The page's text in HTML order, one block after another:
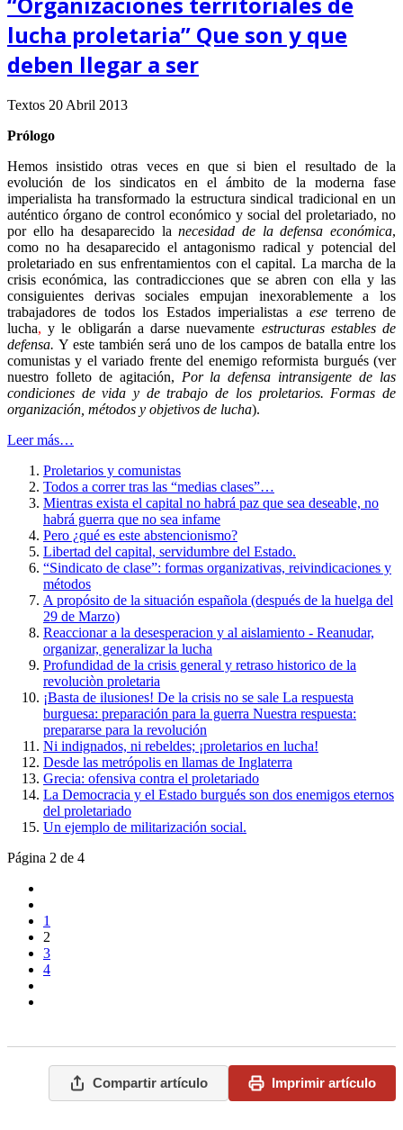
lucha proletaria” Que son y que
deben llegar a ser
Textos 20 Abril 2013
Prólogo
Hemos insistido otras veces en que si bien el resultado de la
evolución de los sindicatos en el ámbito de la moderna fase
imperialista ha transformado la estructura sindical tradicional en un
auténtico órgano de control económico y social del proletariado, no
por ello ha desaparecido lanecesidad de la defensa económica,
como no ha desaparecido el antagonismo radical y potencial del
proletariado en sus enfrentamientos con el capital. La marcha de la
crisis económica, las contradicciones que se abren con ella y las
consiguientes derivas sociales empujan inexorablemente a los
trabajadores de todos los Estados imperialistas aese terreno de
lucha, y le obligarán a darse nuevamente estructuras estables de
defensa. Y este también será uno de los campos de batalla entre los
comunistas y el variado frente del enemigo reformista burgués (ver
nuestro folleto de agitación, Por la defensa intransigente de las
condiciones de vida y de trabajo de los proletarios. Formas de
organización, métodos y objetivos de lucha).
Leer más…
Proletarios y comunistas
Todos a correr tras las “medias clases”…
Mientras exista el capital no habrá paz que sea deseable, no
habrá guerra que no sea infame
Pero ¿qué es este abstencionismo?
Libertad del capital, servidumbre del Estado.
“Sindicato de clase”: formas organizativas, reivindicaciones y
métodos
A propósito de la situación española (después de la huelga del
29 de Marzo)
Reaccionar a la desesperacion y al aislamiento - Reanudar,
organizar, generalizar la lucha
Profundidad de la crisis general y retraso historico de la
revoluciòn proletaria
¡Basta de ilusiones! De la crisis no se sale La respuesta
burguesa: preparación para la guerra Nuestra respuesta:
prepararse para la revolución
Ni indignados, ni rebeldes; ¡proletarios en lucha!
Desde las metrópolis en llamas de Inglaterra
Grecia: ofensiva contra el proletariado
La Democracia y el Estado burgués son dos enemigos eternos
del proletariado
Un ejemplo de militarización social.
Página 2 de 4
1
2
3
4
Compartir artículo Imprimir artículo